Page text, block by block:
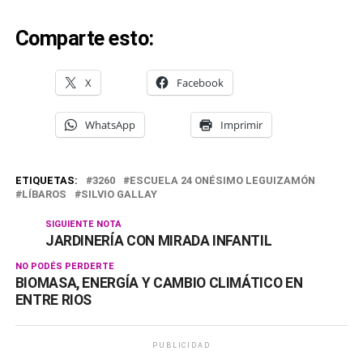
Comparte esto:
X Facebook
WhatsApp Imprimir
ETIQUETAS: 3260
ESCUELA 24 ONÉSIMO LEGUIZAMÓN
LÍBAROS
SILVIO GALLAY
SIGUIENTE NOTA
JARDINERÍA CON MIRADA INFANTIL
NO PODÉS PERDERTE
BIOMASA, ENERGÍA Y CAMBIO CLIMÁTICO EN
ENTRE RIOS
PUBLICIDAD